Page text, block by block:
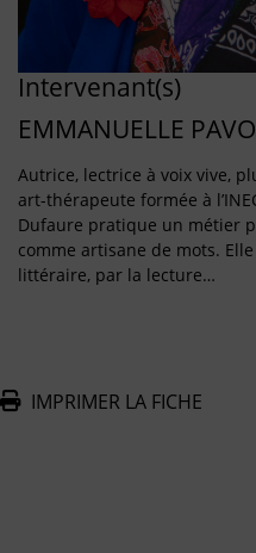
Intervenant(s)
EMMANUELLE
Autrice, lectrice à voix vive,
art-thérapeute formée à
Dufaure pratique un métier
comme artisane de mots.
littéraire, par la lecture…
IMPRIMER LA FICHE